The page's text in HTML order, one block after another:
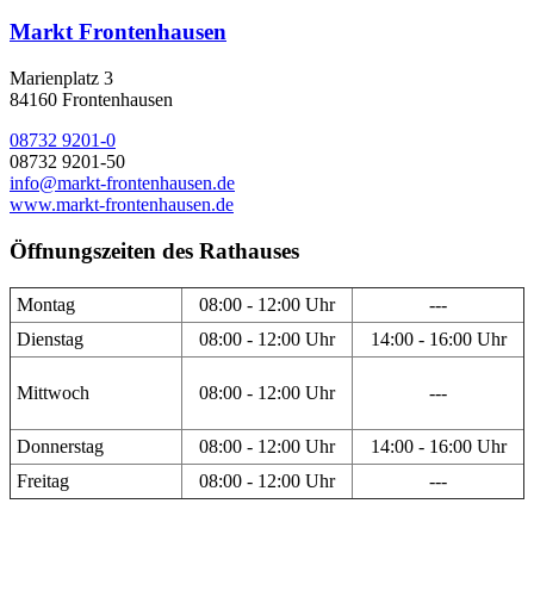
Markt Frontenhausen
Marienplatz 3
84160 Frontenhausen
08732 9201-0
08732 9201-50
info@markt-frontenhausen.de
www.markt-frontenhausen.de
Öffnungszeiten des Rathauses
Montag 08:00 - 12:00 Uhr
---
Dienstag
08:00 - 12:00 Uhr 14:00 - 16:00 Uhr
Mittwoch 08:00 - 12:00 Uhr ---
Donnerstag 08:00 - 12:00 Uhr
14:00 - 16:00 Uhr
Freitag
08:00 - 12:00 Uhr ---